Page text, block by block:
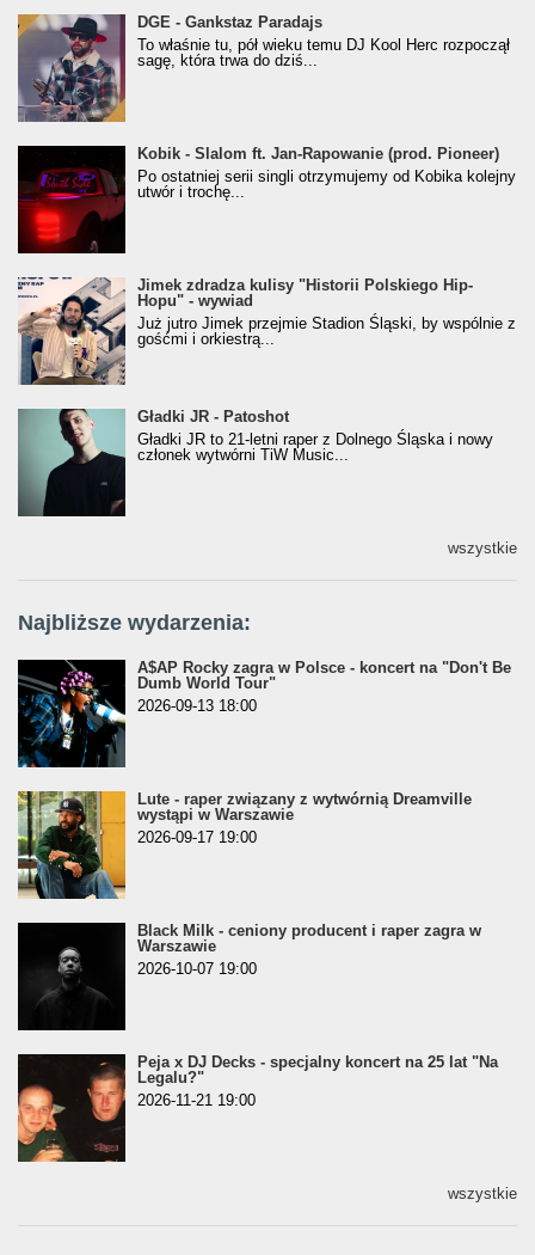
donGURALesko z nagrodą za
Klasyczny/Trueschoolowy Album Roku
(Popkillery 2023)
DGE - Gankstaz Paradajs
To właśnie tu, pół wieku temu DJ Kool Herc rozpoczął
sagę, która trwa do dziś...
Kobik - Slalom ft. Jan-Rapowanie (prod. Pioneer)
[Official Music Visualiser]
Kobik - Slalom ft. Jan-Rapowanie (prod. Pioneer)
Po ostatniej serii singli otrzymujemy od Kobika kolejny
utwór i trochę...
Jimek zdradza kulisy "Historii Polskiego Hip-
Hopu" - wywiad
Jimek zdradza kulisy "Historii Polskiego Hip-
Hopu" - wywiad
Już jutro Jimek przejmie Stadion Śląski, by wspólnie z
gośćmi i orkiestrą...
Gładki JR - Patoshot
Gładki JR - Patoshot
Gładki JR to 21-letni raper z Dolnego Śląska i nowy
członek wytwórni TiW Music...
wszystkie
Najbliższe wydarzenia:
A$AP Rocky zagra w Polsce - koncert na "Don't Be
Dumb World Tour"
2026-09-13 18:00
Lute - raper związany z wytwórnią Dreamville
wystąpi w Warszawie
2026-09-17 19:00
Black Milk - ceniony producent i raper zagra w
Warszawie
2026-10-07 19:00
Peja x DJ Decks - specjalny koncert na 25 lat "Na
Legalu?"
2026-11-21 19:00
wszystkie